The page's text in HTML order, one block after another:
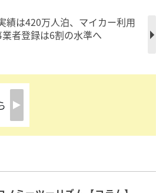
績は420万人泊、マイカー利用
者登録は6割の水準へ